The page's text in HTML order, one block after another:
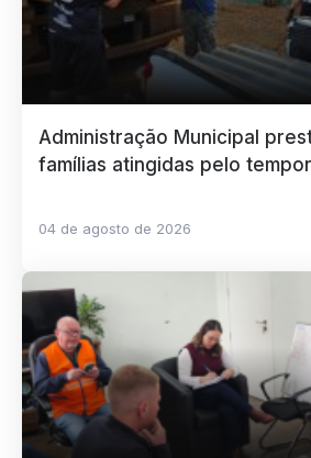
Administração Municipal
famílias atingidas pelo
04 de agosto de 2026